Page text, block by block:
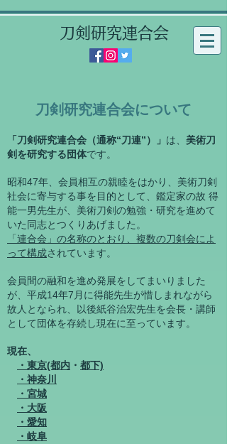
刀剣研究連合会
刀剣研究連合会について
「刀剣研究連合会（通称“刀連”）」 は、 美術刀
剣を研究する団体です。
昭和47年、会員相互の親睦をはかり、美術刀剣
社会に寄与する事を目的として、鑑定家の故 得
能一男先生が、美術刀剣の勉強・研究を進めて
いた同志とつくりあげました。
「連合会」の名称のとおり、複数の刀剣会によ
って構成されています。
会員間の融和を進め発展をしてまいりました
が、平成14年7月に得能先生が惜しまれながら
故人となられ、以後紙谷治宏先生を会長・講師
として団体を存続し現在に至っています。
現在、
・東京(都内 ・ 都下)
・神奈川
・宮城
・大阪
・愛知
・岐阜